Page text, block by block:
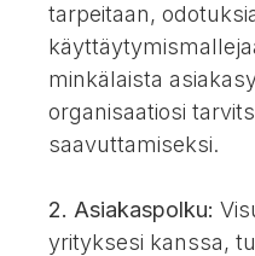
tarpeitaan,
minkälaista
organisaatiosi
saavuttamiseksi.
2. Asiakaspolku:
yrityksesi kanssa,